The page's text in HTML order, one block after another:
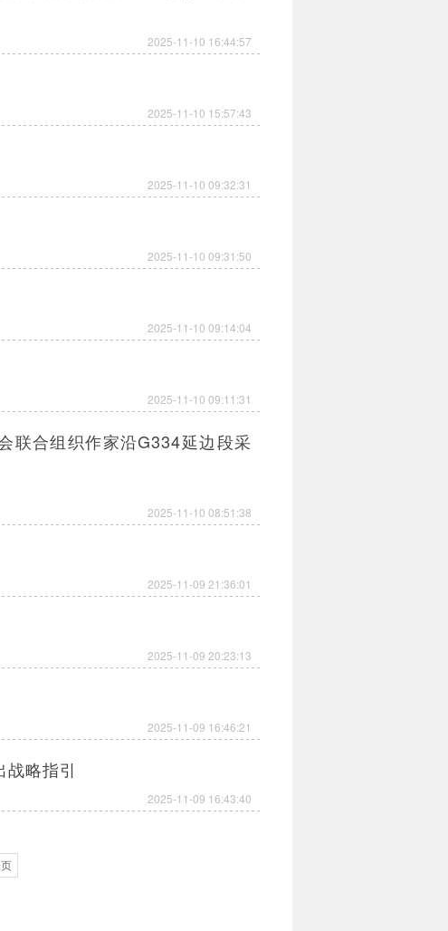
2025-11-10 16:44:57
2025-11-10 15:57:43
2025-11-10 09:32:31
2025-11-10 09:31:50
2025-11-10 09:14:04
2025-11-10 09:11:31
联合组织作家沿G334延边段采
2025-11-10 08:51:38
2025-11-09 21:36:01
2025-11-09 20:23:13
2025-11-09 16:46:21
战略指引
2025-11-09 16:43:40